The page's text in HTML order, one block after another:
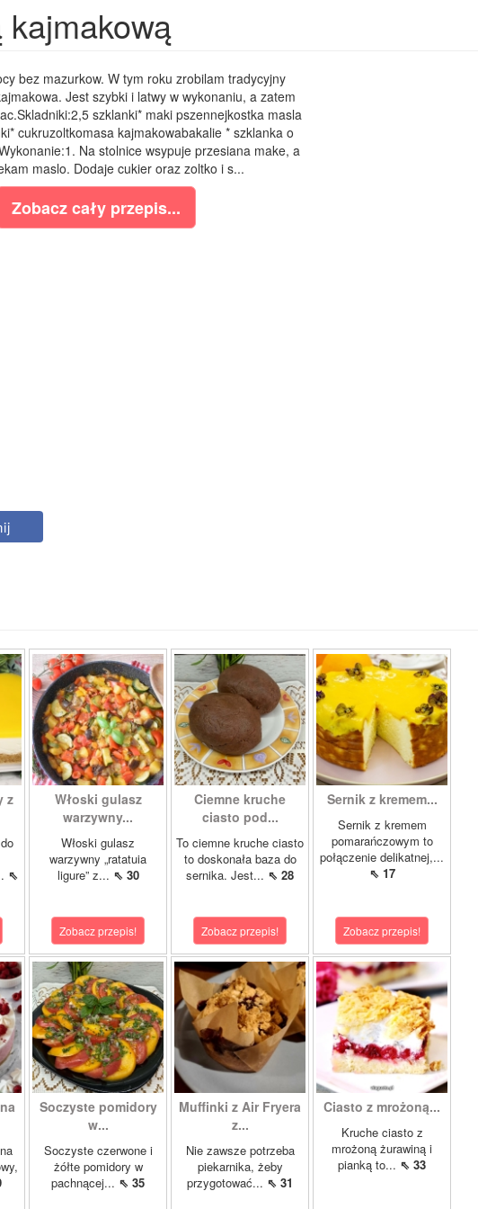
bez mazurkow. W tym roku zrobilam tradycyjny
Jest szybki i latwy w wykonaniu, a zatem
szklanki* maki pszennejkostka masla
cukruzoltkomasa kajmakowabakalie * szklanka o
Na stolnice wsypuje przesiana make, a
maslo. Dodaje cukier oraz zoltko i s...
Zobacz cały przepis...
z
⇖
Włoski gulasz
warzywny...
Włoski gulasz
warzywny „ratatuia
ligure” z... ⇖ 30
Zobacz przepis!
Ciemne kruche
ciasto pod...
To ciemne kruche ciasto
to doskonała baza do
sernika. Jest... ⇖ 28
Zobacz przepis!
Sernik z kremem...
Sernik z kremem
pomarańczowym to
połączenie delikatnej,...
⇖ 17
Zobacz przepis!
Soczyste pomidory
w...
Soczyste czerwone i
żółte pomidory w
pachnącej... ⇖ 35
Muffinki z Air Fryera
z...
Nie zawsze potrzeba
piekarnika, żeby
przygotować... ⇖ 31
Ciasto z mrożoną...
Kruche ciasto z
mrożoną żurawiną i
pianką to... ⇖ 33